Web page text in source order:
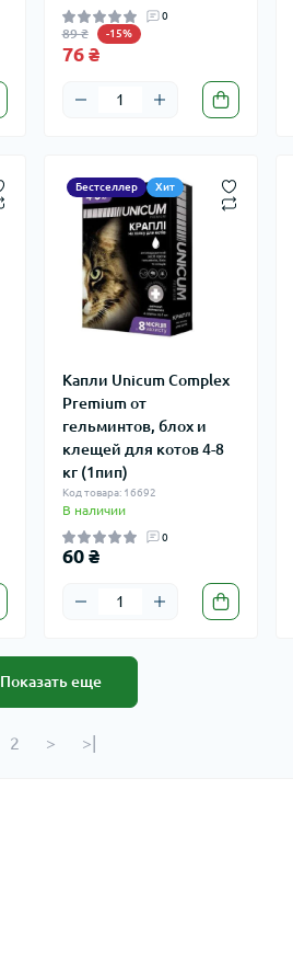
0
89 ₴ -15%
76 ₴
Бестселлер Хит
Капли Unicum Complex
Premium от
гельминтов, блох и
клещей для котов 4-8
кг (1пип)
Код товара: 16692
В наличии
0
60 ₴
Показать еще
2 > >|